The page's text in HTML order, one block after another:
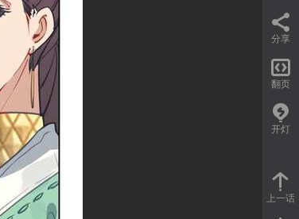
分享

翻页
开灯
上一话